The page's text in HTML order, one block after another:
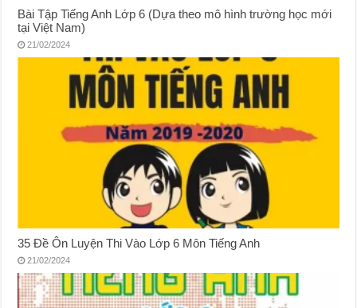
Bài Tập Tiếng Anh Lớp 6 (Dựa theo mô hình trường học mới
tại Việt Nam)
21/02/2024
35 Đề Ôn Luyện Thi Vào Lớp 6 Môn Tiếng Anh
21/02/2024